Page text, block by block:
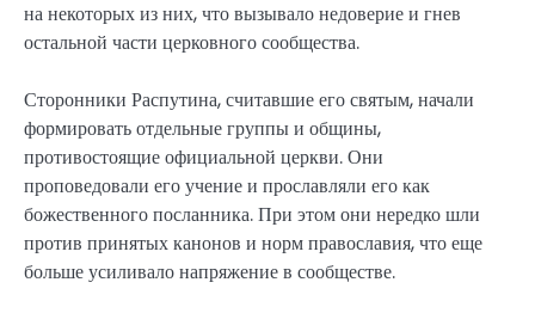
на некоторых из них, что вызывало недоверие и гнев
остальной части церковного сообщества.
Сторонники Распутина, считавшие его святым, начали
формировать отдельные группы и общины,
противостоящие официальной церкви. Они
проповедовали его учение и прославляли его как
божественного посланника. При этом они нередко шли
против принятых канонов и норм православия, что еще
больше усиливало напряжение в сообществе.